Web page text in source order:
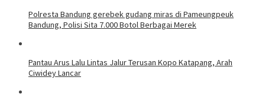
Polresta Bandung gerebek gudang miras di Pameungpeuk
Bandung, Polisi Sita 7.000 Botol Berbagai Merek
Pantau Arus Lalu Lintas Jalur Terusan Kopo Katapang, Arah
Ciwidey Lancar